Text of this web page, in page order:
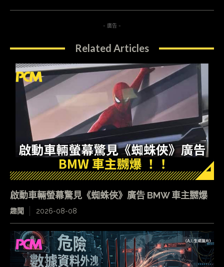
- 廣告 -
Related Articles
啟動車輛螢幕驚見《蜘蛛俠》廣告 BMW 車主嬲爆
趣聞 2026-08-08